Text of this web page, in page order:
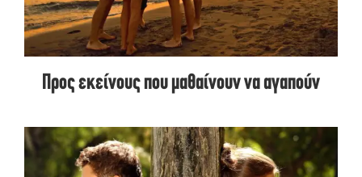
Προς εκείνους που μαθαίνουν να αγαπούν